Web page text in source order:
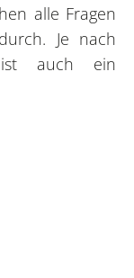
alle Fragen
Je nach
ist auch ein